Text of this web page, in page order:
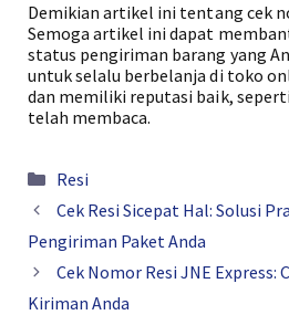
Demikian artikel ini tentang cek
Semoga artikel ini dapat
status pengiriman barang yang
untuk selalu berbelanja di toko
dan memiliki reputasi baik,
telah membaca.
Kategori
Resi
Cek Resi Sicepat Hal: Solusi
Pengiriman Paket Anda
Cek Nomor Resi JNE Express:
Kiriman Anda